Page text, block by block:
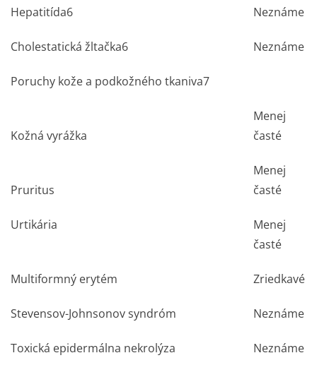
Hepatitída6 Neznáme
Cholestatická žltačka6 Neznáme
Poruchy kože a podkožného tkaniva7
Kožná vyrážka
Menej
časté
Pruritus
Menej
časté
Urtikária
Menej
časté
Multiformný erytém Zriedkavé
Stevensov-Johnsonov syndróm Neznáme
Toxická epidermálna nekrolýza Neznáme